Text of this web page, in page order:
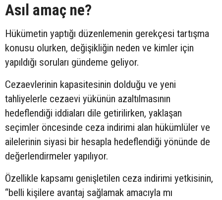
Asıl amaç ne?
Hükümetin yaptığı düzenlemenin gerekçesi tartışma
konusu olurken, değişikliğin neden ve kimler için
yapıldığı soruları gündeme geliyor.
Cezaevlerinin kapasitesinin dolduğu ve yeni
tahliyelerle cezaevi yükünün azaltılmasının
hedeflendiği iddiaları dile getirilirken, yaklaşan
seçimler öncesinde ceza indirimi alan hükümlüler ve
ailelerinin siyasi bir hesapla hedeflendiği yönünde de
değerlendirmeler yapılıyor.
Özellikle kapsamı genişletilen ceza indirimi yetkisinin,
“belli kişilere avantaj sağlamak amacıyla mı